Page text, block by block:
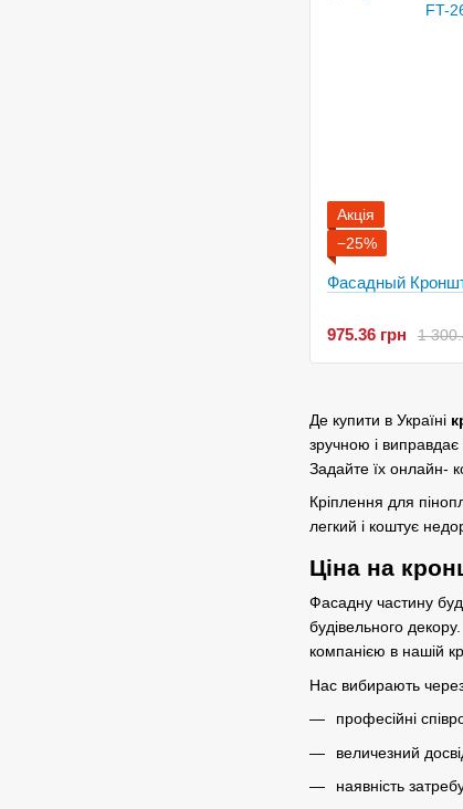
Де купити в Україні
зручною і
Задайте їх онлайн-
Кріплення для
легкий і коштує
Ціна на
Фасадну частину
будівельного
компанією в нашій
Нас вибирають
професійні
величезний
наявність
Акція
−25%
Фасадный
1
975.36 грн